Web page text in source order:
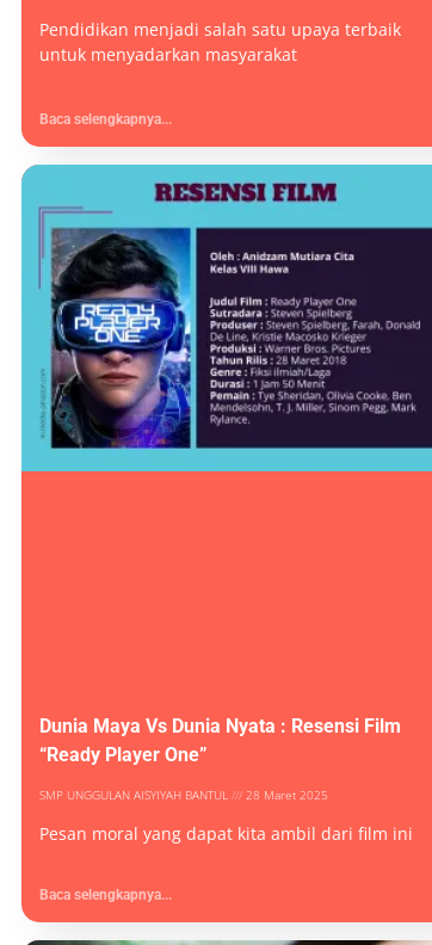
Pendidikan menjadi salah satu upaya terbaik
untuk menyadarkan masyarakat
Baca selengkapnya...
Dunia Maya Vs Dunia Nyata : Resensi Film
“Ready Player One”
SMP UNGGULAN AISYIYAH BANTUL 28 Maret 2025
Pesan moral yang dapat kita ambil dari film ini
Baca selengkapnya...